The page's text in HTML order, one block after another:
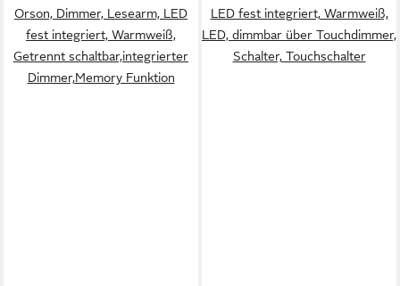
Orson, Dimmer, Lesearm, LED
fest integriert, Warmweiß,
Getrennt schaltbar,integrierter
Dimmer,Memory Funktion
LED fest integriert, Warmweiß,
LED, dimmbar über Touchdimmer,
Schalter, Touchschalter